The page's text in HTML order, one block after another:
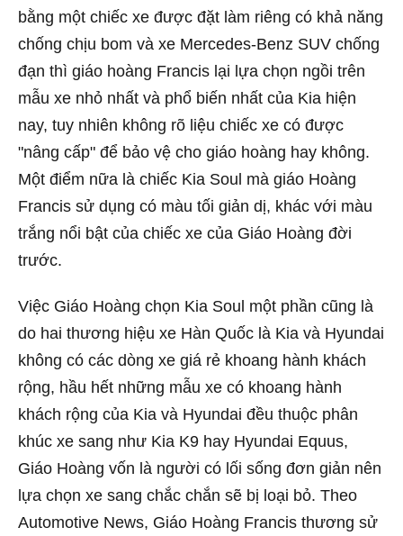
bằng một chiếc xe được đặt làm riêng có khả năng
chống chịu bom và xe Mercedes-Benz SUV chống
đạn thì giáo hoàng Francis lại lựa chọn ngồi trên
mẫu xe nhỏ nhất và phổ biến nhất của Kia hiện
nay, tuy nhiên không rõ liệu chiếc xe có được
"nâng cấp" để bảo vệ cho giáo hoàng hay không.
Một điểm nữa là chiếc Kia Soul mà giáo Hoàng
Francis sử dụng có màu tối giản dị, khác với màu
trắng nổi bật của chiếc xe của Giáo Hoàng đời
trước.
Việc Giáo Hoàng chọn Kia Soul một phần cũng là
do hai thương hiệu xe Hàn Quốc là Kia và Hyundai
không có các dòng xe giá rẻ khoang hành khách
rộng, hầu hết những mẫu xe có khoang hành
khách rộng của Kia và Hyundai đều thuộc phân
khúc xe sang như Kia K9 hay Hyundai Equus,
Giáo Hoàng vốn là người có lối sống đơn giản nên
lựa chọn xe sang chắc chắn sẽ bị loại bỏ. Theo
Automotive News, Giáo Hoàng Francis thương sử